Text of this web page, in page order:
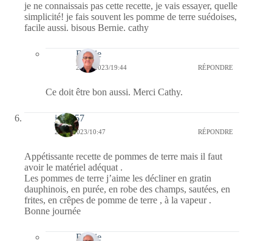
je ne connaissais pas cette recette, je vais essayer, quelle
simplicité! je fais souvent les pomme de terre suédoises,
facile aussi. bisous Bernie. cathy
Bernie
27/02/2023/19:44 RÉPONDRE
Ce doit être bon aussi. Merci Cathy.
jazzy57
27/02/2023/10:47 RÉPONDRE
Appétissante recette de pommes de terre mais il faut
avoir le matériel adéquat .
Les pommes de terre j’aime les décliner en gratin
dauphinois, en purée, en robe des champs, sautées, en
frites, en crêpes de pomme de terre , à la vapeur .
Bonne journée
Bernie